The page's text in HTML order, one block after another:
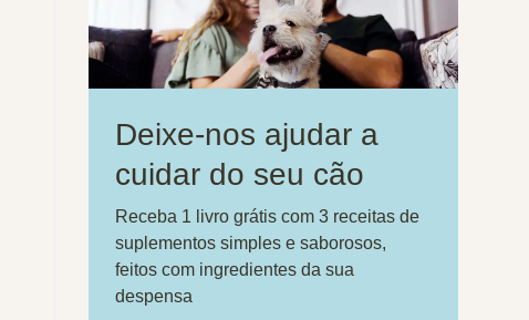
Deixe-nos ajudar a
cuidar do seu cão
Receba 1 livro grátis com 3 receitas de
suplementos simples e saborosos,
feitos com ingredientes da sua
despensa